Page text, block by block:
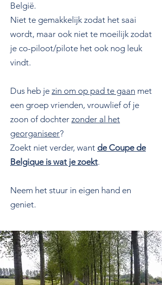
België.
Niet te gemakkelijk zodat het saai
wordt, maar ook niet te moeilijk zodat
je co-piloot/pilote het ook nog leuk
vindt.
Dus heb je zin om op pad te gaan met
een groep vrienden, vrouwlief of je
zoon of dochter zonder al het
georganiseer?
Zoekt niet verder, want de Coupe de
Belgique is wat je zoekt.
Neem het stuur in eigen hand en
geniet.